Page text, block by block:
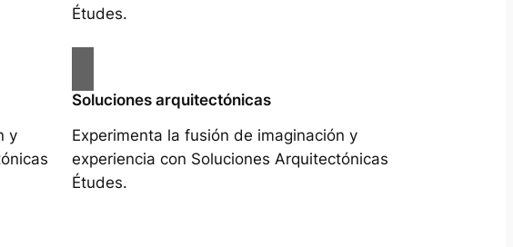
Études.
y
Soluciones arquitectónicas
Experimenta la fusión de imaginación y
experiencia con Soluciones Arquitectónicas
Études.